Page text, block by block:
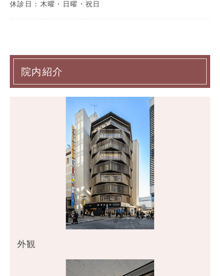
休診日：木曜・日曜・祝日
院内紹介
外観